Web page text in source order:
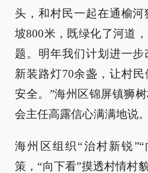
头，和村民一起在通榆
坡800米，既绿化了河道
题。明年我们计划进一步
新装路灯70余盏，让村
安全。”海州区锦屏镇狮
会主任高露信心满满地说。
海州区组织“治村新锐
策，“向下看”摸透村情村